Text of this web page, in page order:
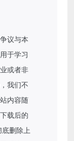
议与本
于学习
或者非
我们不
内容随
载后的
删除上